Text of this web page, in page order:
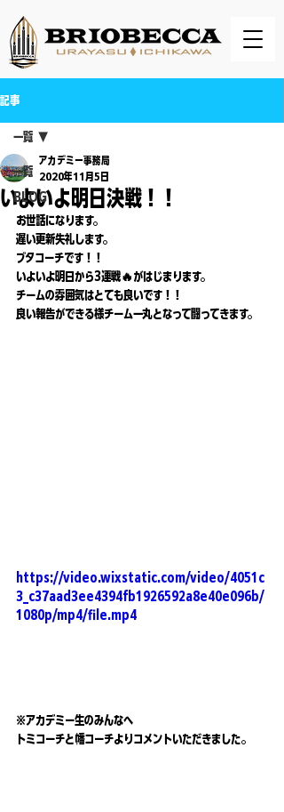
記事
一覧
BLOG
一覧
いよいよ明日決戦！！
アカデミー事務局
2020年11月5日
お世話になります。
遅い更新失礼します。
ブタコーチです！！
いよいよ明日から3連戦🔥がはじまります。
チームの雰囲気はとても良いです！！
良い報告ができる様チーム一丸となって闘ってきます。
https://video.wixstatic.com/video/4051c
3_c37aad3ee4394fb1926592a8e40e096b/
1080p/mp4/file.mp4
※アカデミー生のみんなへ
トミコーチと幡コーチよりコメントいただきました。